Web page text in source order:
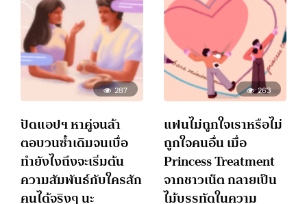
287
ปัดแอปฯ หาคู่จนล้า
ตอบวนซ้ำเดิมจนเบื่อ
ทำยังไงถึงจะเริ่มต้น
ความสัมพันธ์กับใครสัก
คนได้จริงๆ นะ
263
แฟนไม่ถูกใจเราหรือไม่
ถูกใจคนอื่น เมื่อ
Princess Treatment
จากชาวเน็ต กลายเป็น
ไม้บรรทัดในความ